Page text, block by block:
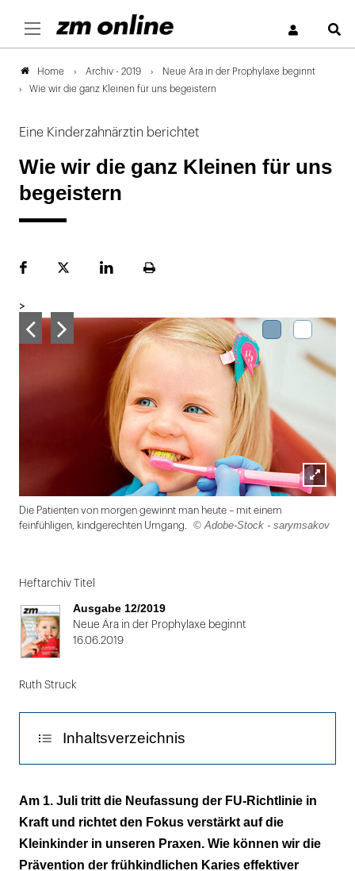
Home Archiv - 2019
Neue Ära in der Prophylaxe beginnt
Wie wir die ganz Kleinen für uns begeistern
Eine Kinderzahnärztin berichtet
Wie wir die ganz Kleinen für uns
begeistern
FacebookPlattformLinekdInSeite
>
Lightbox
Die Patienten von morgen gewinnt man heute – mit einem
feinfühligen, kindgerechten Umgang.
© Adobe-Stock - sarymsakov
1
von
2
Heftarchiv Titel
Ausgabe 12/2019
Neue Ära in der Prophylaxe beginnt
16.06.2019
Ruth Struck
Inhaltsverzeichnis
Für die Kinderecke brauchen Sie keinen
Architekten
Deckenbild, Handpuppe,
Am 1. Juli tritt die Neufassung der FU-Richtlinie in
Kraft und richtet den Fokus verstärkt auf die
Kleinkinder in unseren Praxen. Wie können wir die
Prävention der frühkindlichen Karies effektiver